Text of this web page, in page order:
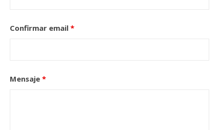
Confirmar email *
Mensaje *